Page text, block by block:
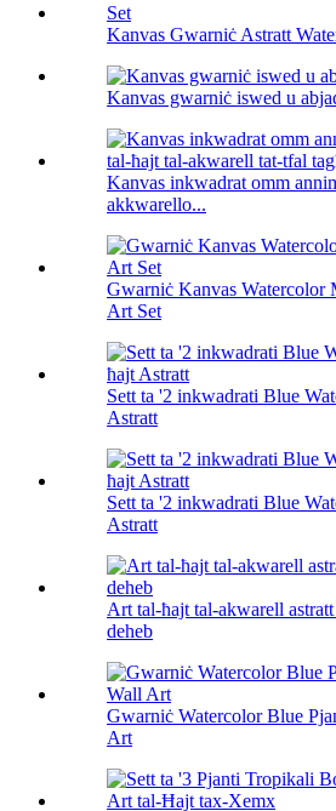
Kanvas Gwarniċ Astratt
Kanvas gwarniċ iswed u
Kanvas inkwadrat omm
akkwarello...
Gwarniċ Kanvas Watercolor
Art Set
Sett ta '2 inkwadrati Blue
Astratt
Sett ta '2 inkwadrati Blue
Astratt
Art tal-ħajt tal-akwarell
deheb
Gwarniċ Watercolor Blue
Art